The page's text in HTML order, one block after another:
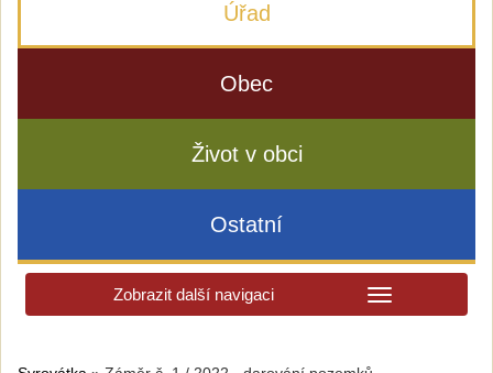
Úřad
Obec
Život v obci
Ostatní
Zobrazit další navigaci